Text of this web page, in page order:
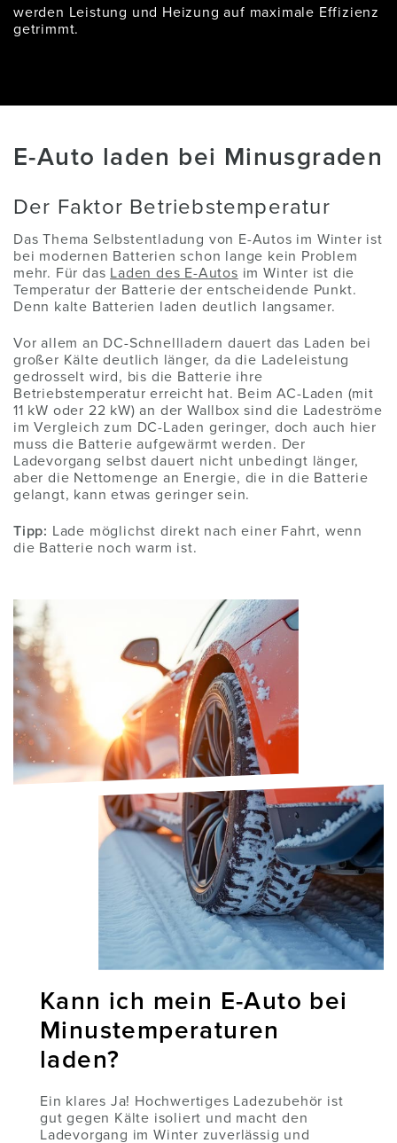
werden Leistung und Heizung auf maximale Effizienz
getrimmt.
E-Auto laden bei Minusgraden
Der Faktor Betriebstemperatur
Das Thema Selbstentladung von E-Autos im Winter ist
bei modernen Batterien schon lange kein Problem
mehr. Für das Laden des E-Autos im Winter ist die
Temperatur der Batterie der entscheidende Punkt.
Denn kalte Batterien laden deutlich langsamer.
Vor allem an DC-Schnellladern dauert das Laden bei
großer Kälte deutlich länger, da die Ladeleistung
gedrosselt wird, bis die Batterie ihre
Betriebstemperatur erreicht hat. Beim AC-Laden (mit
11 kW oder 22 kW) an der Wallbox sind die Ladeströme
im Vergleich zum DC-Laden geringer, doch auch hier
muss die Batterie aufgewärmt werden. Der
Ladevorgang selbst dauert nicht unbedingt länger,
aber die Nettomenge an Energie, die in die Batterie
gelangt, kann etwas geringer sein.
Tipp:
Lade möglichst direkt nach einer Fahrt, wenn
die Batterie noch warm ist.
Kann ich mein E-Auto bei
Minustemperaturen
laden?
Ein klares Ja! Hochwertiges Ladezubehör ist
gut gegen Kälte isoliert und macht den
Ladevorgang im Winter zuverlässig und